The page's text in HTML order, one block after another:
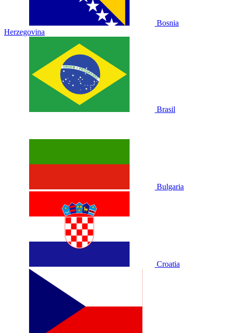
Bosnia
Herzegovina
Brasil
Bulgaria
Croatia